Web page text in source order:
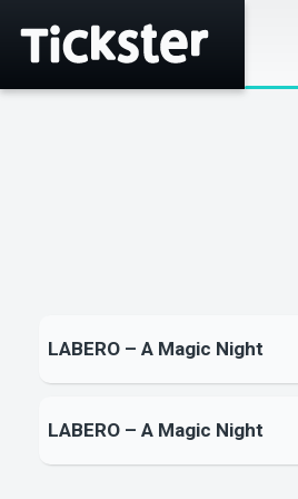
LABERO – A Magic Night
LABERO – A Magic Night